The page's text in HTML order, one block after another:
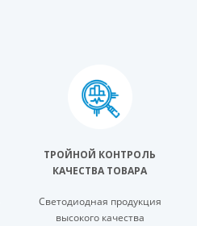
ТРОЙНОЙ КОНТРОЛЬ
КАЧЕСТВА ТОВАРА
Светодиодная продукция
высокого качества